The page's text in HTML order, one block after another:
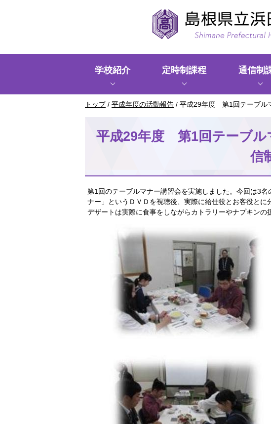
学校紹介 定時制課程 通信制
現
トップ/ 平成年度の活動報告 / 平成29年度 第1回テーブル
平成29年度 第1回テーブル
信
第1回のテーブルマナー講習会を実施しました。今回は3
ナー」というＤＶＤを視聴後、実際に給仕役とお客役とに
デザートは実際に食事をしながらカトラリーやナプキンの